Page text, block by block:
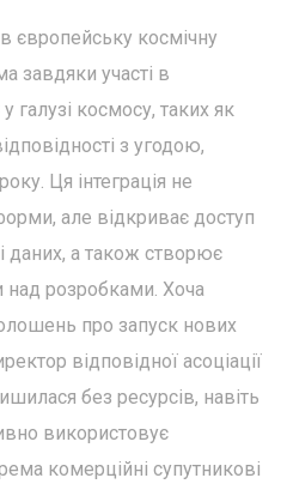
європейську космічну
завдяки участі в
галузі космосу, таких як
з угодою,
Ця інтеграція не
але відкриває доступ
даних, а також створює
над розробками. Хоча
про запуск нових
відповідної асоціації
без ресурсів, навіть
використовує
комерційні супутникові